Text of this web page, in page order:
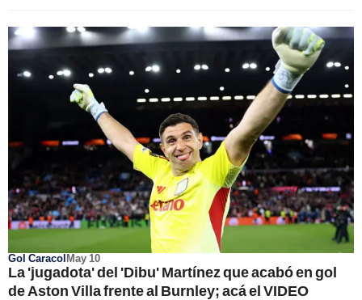
Gol CaracolMay 10
La 'jugadota' del 'Dibu' Martínez que acabó en gol
de Aston Villa frente al Burnley; acá el VIDEO